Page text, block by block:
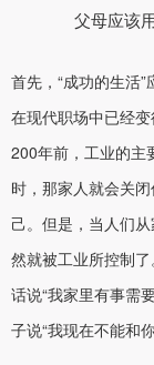
父母应该
首先，“成功的生活
在现代职场中已经
200年前，工业的主
时，那家人就会关
己。但是，当人们
然就被工业所控制
话说“我家里有事需
子说“我现在不能和